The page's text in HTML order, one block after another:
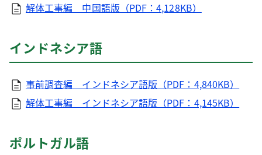
解体工事編 中国語版（PDF：4,128KB）
インドネシア語
事前調査編 インドネシア語版（PDF：4,840KB）
解体工事編 インドネシア語版（PDF：4,145KB）
ポルトガル語